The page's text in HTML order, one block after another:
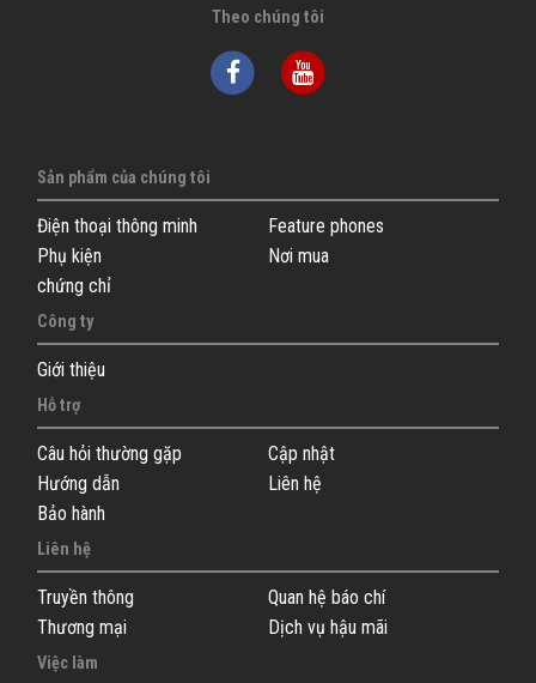
Theo chúng tôi
Sản phẩm của chúng tôi
Điện thoại thông minh
Feature phones
Phụ kiện
Nơi mua
chứng chỉ
Công ty
Giới thiệu
Hỗ trợ
Câu hỏi thường gặp
Cập nhật
Hướng dẫn
Liên hệ
Bảo hành
Liên hệ
Truyền thông
Quan hệ báo chí
Thương mại
Dịch vụ hậu mãi
Việc làm